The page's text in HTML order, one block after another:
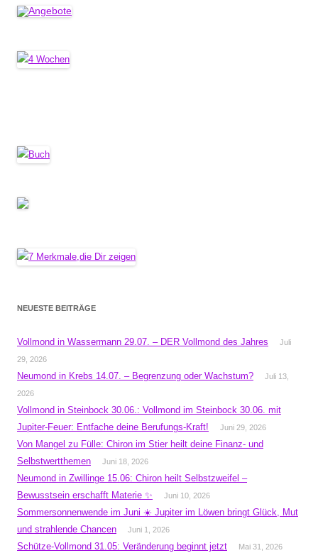
NEUESTE BEITRÄGE
Vollmond in Wassermann 29.07. – DER Vollmond des Jahres
Juli
29, 2026
Neumond in Krebs 14.07. – Begrenzung oder Wachstum?
Juli 13,
2026
Vollmond in Steinbock 30.06.: Vollmond im Steinbock 30.06. mit
Jupiter-Feuer: Entfache deine Berufungs-Kraft!
Juni 29, 2026
Von Mangel zu Fülle: Chiron im Stier heilt deine Finanz- und
Selbstwertthemen
Juni 18, 2026
Neumond in Zwillinge 15.06: Chiron heilt Selbstzweifel –
Bewusstsein erschafft Materie ✨
Juni 10, 2026
Sommersonnenwende im Juni ☀️ Jupiter im Löwen bringt Glück, Mut
und strahlende Chancen
Juni 1, 2026
Schütze-Vollmond 31.05: Veränderung beginnt jetzt Mai 31, 2026